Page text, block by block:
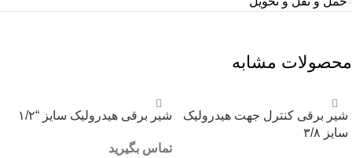
محصولات مشابه
شیر برقی کنترل جهت هیدرولیک
سایز ۳/۸
شیر برقی هیدرولیک سایز “۱/۲
تماس بگیرید